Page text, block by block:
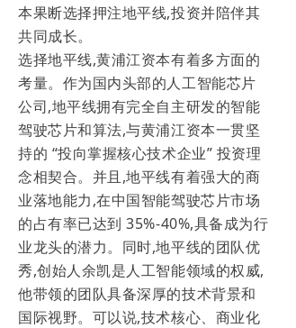
本果断选择押注地平线,投资并陪伴其
共同成长。
选择地平线,黄浦江资本有着多方面的
考量。作为国内头部的人工智能芯片
公司,地平线拥有完全自主研发的智能
驾驶芯片和算法,与黄浦江资本一贯坚
持的 “投向掌握核心技术企业” 投资理
念相契合。并且,地平线有着强大的商
业落地能力,在中国智能驾驶芯片市场
的占有率已达到 35%-40%,具备成为行
业龙头的潜力。同时,地平线的团队优
秀,创始人余凯是人工智能领域的权威,
他带领的团队具备深厚的技术背景和
国际视野。可以说,技术核心、商业化